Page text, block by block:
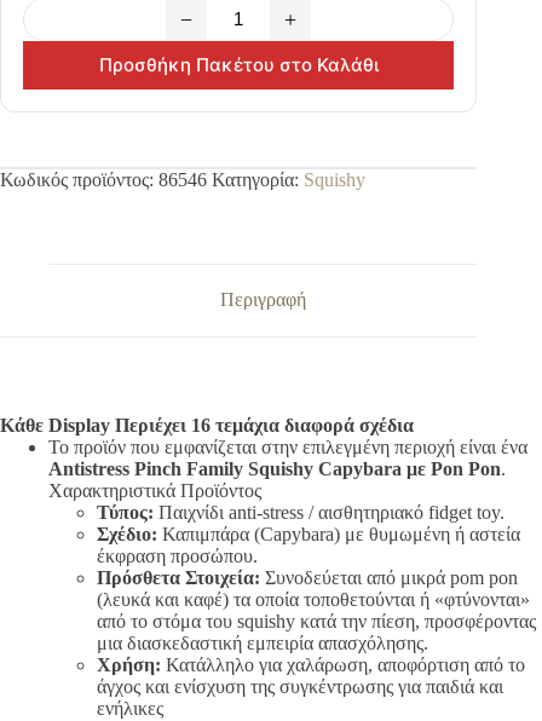
− +
Προσθήκη Πακέτου στο Καλάθι
Κωδικός προϊόντος: 86546 Κατηγορία: Squishy
Περιγραφή
Κάθε Display Περιέχει 16 τεμάχια διαφορά σχέδια
Το προϊόν που εμφανίζεται στην επιλεγμένη περιοχή είναι ένα
Antistress Pinch Family Squishy Capybara με Pon Pon.
Χαρακτηριστικά Προϊόντος
Τύπος: Παιχνίδι anti-stress / αισθητηριακό fidget toy.
Σχέδιο: Καπιμπάρα (Capybara) με θυμωμένη ή αστεία
έκφραση προσώπου.
Πρόσθετα Στοιχεία: Συνοδεύεται από μικρά pom pon
(λευκά και καφέ) τα οποία τοποθετούνται ή «φτύνονται»
από το στόμα του squishy κατά την πίεση, προσφέροντας
μια διασκεδαστική εμπειρία απασχόλησης.
Χρήση: Κατάλληλο για χαλάρωση, αποφόρτιση από το
άγχος και ενίσχυση της συγκέντρωσης για παιδιά και
ενήλικες